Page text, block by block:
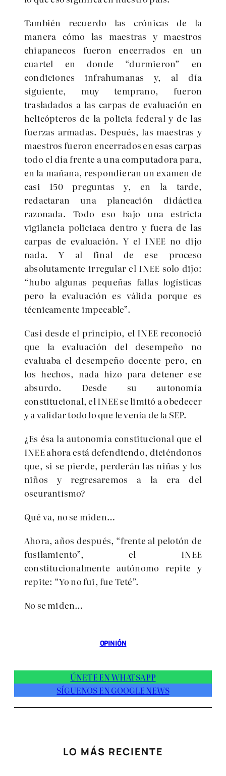
También recuerdo las crónicas de la
manera cómo las maestras y maestros
chiapanecos fueron encerrados en un
cuartel en donde “durmieron” en
condiciones infrahumanas y, al día
siguiente, muy temprano, fueron
trasladados a las carpas de evaluación en
helicópteros de la policia federal y de las
fuerzas armadas. Después, las maestras y
maestros fueron encerrados en esas carpas
todo el día frente a una computadora para,
en la mañana, respondieran un examen de
casi 150 preguntas y, en la tarde,
redactaran una planeación didáctica
razonada. Todo eso bajo una estricta
vigilancia policiaca dentro y fuera de las
carpas de evaluación. Y el INEE no dijo
nada. Y al final de ese proceso
absolutamente irregular el INEE solo dijo:
“hubo algunas pequeñas fallas logísticas
pero la evaluación es válida porque es
técnicamente impecable”.
Casi desde el principio, el INEE reconoció
que la evaluación del desempeño no
evaluaba el desempeño docente pero, en
los hechos, nada hizo para detener ese
absurdo. Desde su autonomía
constitucional, el INEE se limitó a obedecer
y a validar todo lo que le venía de la SEP.
¿Es ésa la autonomía constitucional que el
INEE ahora está defendiendo, diciéndonos
que, si se pierde, perderán las niñas y los
niños y regresaremos a la era del
oscurantismo?
Qué va, no se miden…
Ahora, años después, “frente al pelotón de
fusilamiento”, el INEE
constitucionalmente autónomo repite y
repite: “Yo no fui, fue Teté”.
No se miden…
OPINIÓN
ÚNETE EN WHATSAPP
SÍGUENOS EN GOOGLE NEWS
LO MÁS RECIENTE